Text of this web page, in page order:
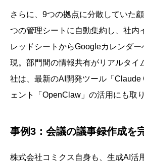
さらに、9つの拠点に分散していた
つの管理シートに自動集約し、社内
レッドシートからGoogleカレンダ
現。部門間の情報共有がリアルタイ
社は、最新のAI開発ツール「Claude
ェント「OpenClaw」の活用にも取
事例3：会議の議事録作成を
株式会社コミクス自身も、生成AI活